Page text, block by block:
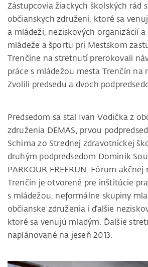
Zástupcovia žiackych školských rád
občianskych združení, ktoré sa
a mládeži, neziskových organizácií
mládeže a športu pri Mestskom
Trenčíne na stretnutí prerokovali
práce s mládežou mesta Trenčín na
Zvolili predsedu a dvoch
Predsedom sa stal Ivan Vodička z
združenia DEMAS, prvou
Schima zo Strednej zdravotníckej
druhým podpredsedom Dominik
PARKOUR FREERUN. Fórum
Trenčín je otvorené pre inštitúcie
s mládežou, neformálne skupiny
občianske združenia i ďalšie
ktoré sa venujú mladým. Ďalšie
naplánované na jeseň 2013.